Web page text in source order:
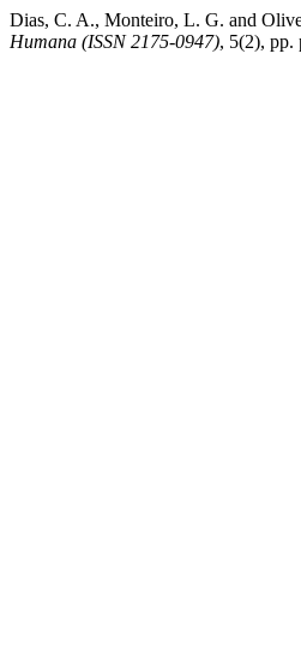
Dias, C. A., Monteiro, L. G. and
Humana (ISSN 2175-0947), 5(2), pp.